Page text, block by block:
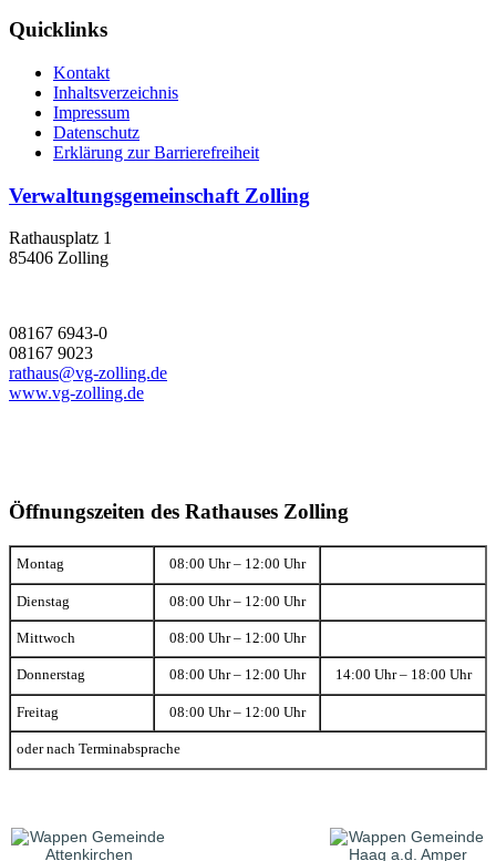
Quicklinks
Kontakt
Inhaltsverzeichnis
Impressum
Datenschutz
Erklärung zur Barrierefreiheit
Verwaltungsgemeinschaft Zolling
Rathausplatz 1
85406 Zolling
08167 6943-0
08167 9023
rathaus@vg-zolling.de
www.vg-zolling.de
Öffnungszeiten des Rathauses Zolling
Montag 08:00 Uhr – 12:00 Uhr
Dienstag 08:00 Uhr – 12:00 Uhr
Mittwoch 08:00 Uhr – 12:00 Uhr
Donnerstag 08:00 Uhr – 12:00 Uhr 14:00 Uhr – 18:00 Uhr
Freitag 08:00 Uhr – 12:00 Uhr
oder nach Terminabsprache